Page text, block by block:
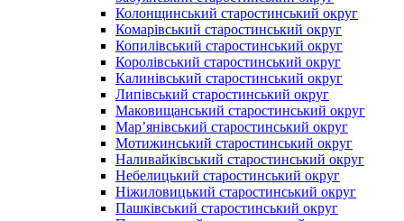
Колонщинський старостинський округ
Комарівський старостинський округ
Копилівський старостинський округ
Королівський старостинський округ
Калинівський старостинський округ
Липівський старостинський округ
Маковищанський старостинський округ
Мар’янівський старостинський округ
Мотижинський старостинський округ
Наливайківський старостинський округ
Небелицький старостинський округ
Ніжиловицький старостинський округ
Пашківський старостинський округ